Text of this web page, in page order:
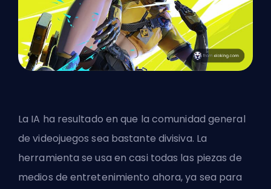
La IA ha resultado en que la comunidad general
de videojuegos sea bastante divisiva. La
herramienta se usa en casi todas las piezas de
medios de entretenimiento ahora, ya sea para